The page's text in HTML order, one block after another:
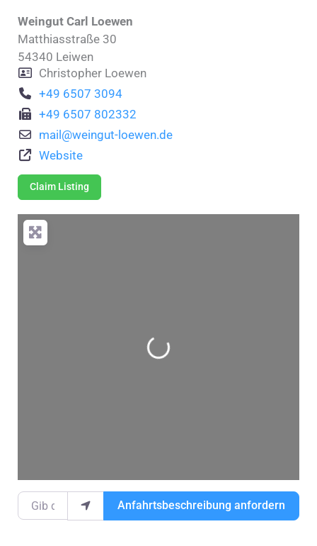
Weingut Carl Loewen
Matthiasstraße 30
54340 Leiwen
Christopher Loewen
+49 6507 3094
+49 6507 802332
mail@weingut-loewen.de
Website
Claim Listing
Wird geladen …
Gib deinen Standort ein.
Anfahrtsbeschreibung anfordern